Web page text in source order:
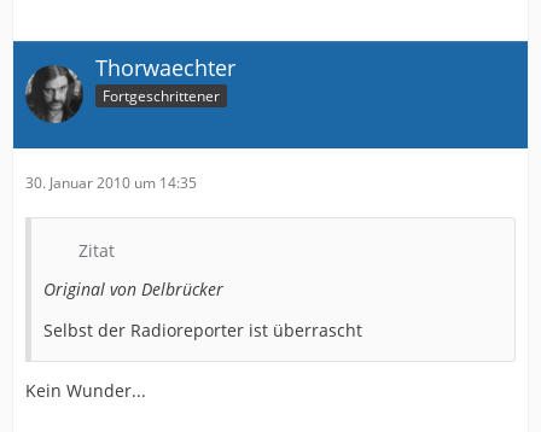
Thorwaechter
Fortgeschrittener
30. Januar 2010 um 14:35
Zitat
Original von Delbrücker
Selbst der Radioreporter ist überrascht
Kein Wunder...